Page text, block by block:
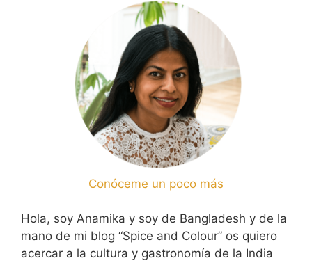
Conóceme un poco más
Hola, soy Anamika y soy de Bangladesh y de la
mano de mi blog “Spice and Colour” os quiero
acercar a la cultura y gastronomía de la India